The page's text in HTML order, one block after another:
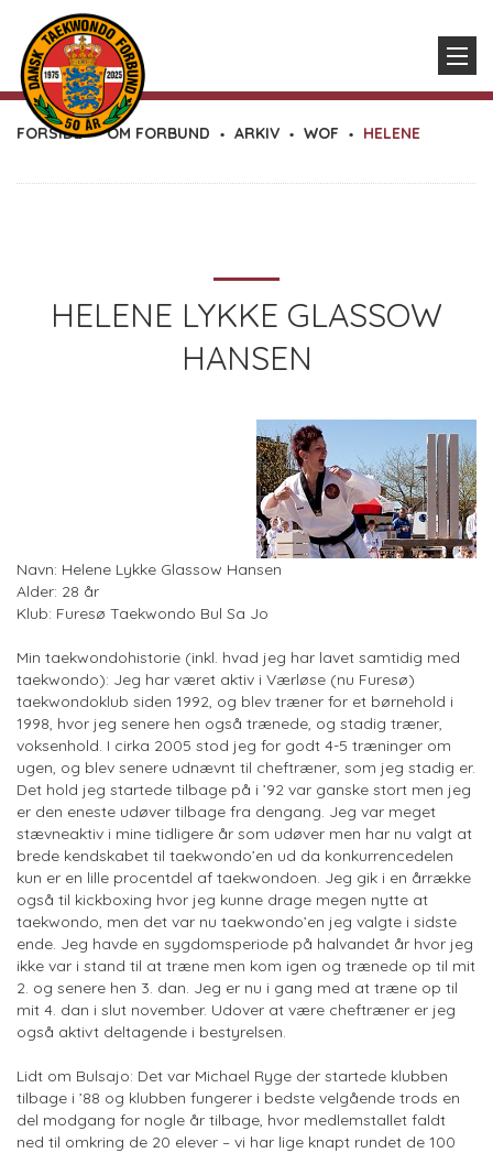
FORSIDE OM FORBUND ARKIV WOF HELENE
HELENE LYKKE GLASSOW
HANSEN
Navn: Helene Lykke Glassow Hansen
Alder: 28 år
Klub: Furesø Taekwondo Bul Sa Jo
Min taekwondohistorie (inkl. hvad jeg har lavet samtidig med
taekwondo): Jeg har været aktiv i Værløse (nu Furesø)
taekwondoklub siden 1992, og blev træner for et børnehold i
1998, hvor jeg senere hen også trænede, og stadig træner,
voksenhold. I cirka 2005 stod jeg for godt 4-5 træninger om
ugen, og blev senere udnævnt til cheftræner, som jeg stadig er.
Det hold jeg startede tilbage på i ’92 var ganske stort men jeg
er den eneste udøver tilbage fra dengang. Jeg var meget
stævneaktiv i mine tidligere år som udøver men har nu valgt at
brede kendskabet til taekwondo’en ud da konkurrencedelen
kun er en lille procentdel af taekwondoen. Jeg gik i en årrække
også til kickboxing hvor jeg kunne drage megen nytte at
taekwondo, men det var nu taekwondo’en jeg valgte i sidste
ende. Jeg havde en sygdomsperiode på halvandet år hvor jeg
ikke var i stand til at træne men kom igen og trænede op til mit
2. og senere hen 3. dan. Jeg er nu i gang med at træne op til
mit 4. dan i slut november. Udover at være cheftræner er jeg
også aktivt deltagende i bestyrelsen.
Lidt om Bulsajo: Det var Michael Ryge der startede klubben
tilbage i ’88 og klubben fungerer i bedste velgående trods en
del modgang for nogle år tilbage, hvor medlemstallet faldt
ned til omkring de 20 elever – vi har lige knapt rundet de 100